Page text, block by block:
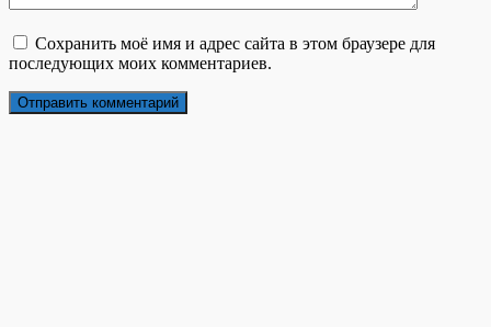
Сохранить моё имя и адрес сайта в этом браузере для
последующих моих комментариев.